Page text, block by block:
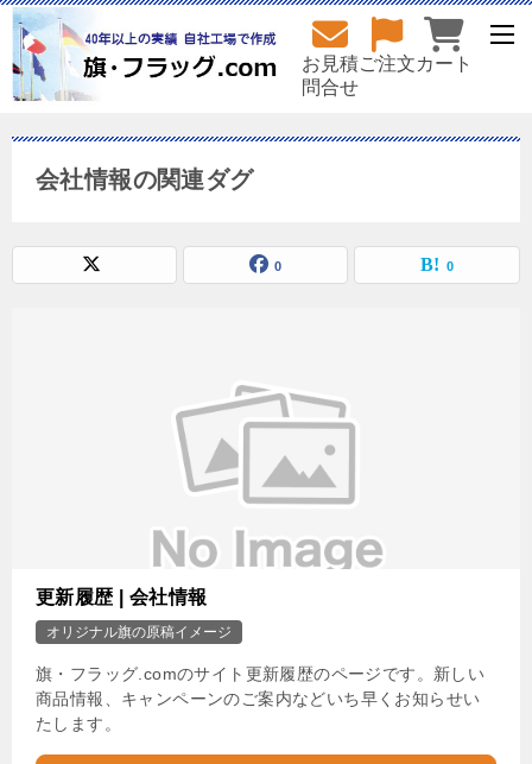
お見積
問合せ
ご注文カート
会社情報の関連ダグ
0 0
更新履歴 | 会社情報
オリジナル旗の原稿イメージ
旗・フラッグ.comのサイト更新履歴のページです。新しい
商品情報、キャンペーンのご案内などいち早くお知らせい
たします。